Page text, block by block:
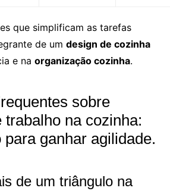
que simplificam as tarefas
de um design de cozinha
e na organização cozinha.
sobre
trabalho na cozinha:
para ganhar agilidade.
de um triângulo na